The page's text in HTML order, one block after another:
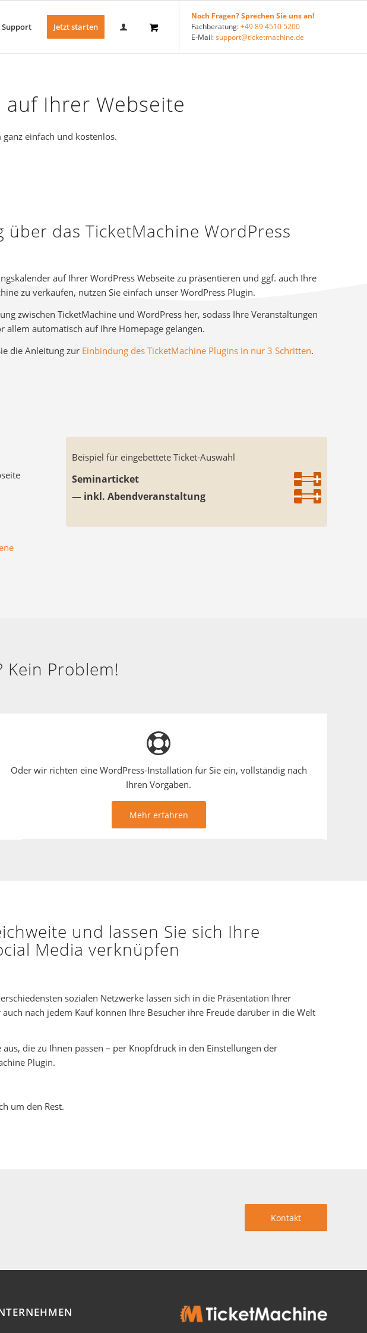
Support Jetzt starten
Noch Fragen? Sprechen Sie uns an!
Fachberatung:+49 89 4510 5200
E-Mail:support@ticketmachine.de
Ihrer Webseite
einfach und kostenlos.
über das TicketMachine WordPress
auf Ihrer WordPress Webseite zu präsentieren und ggf. auch Ihre
zu verkaufen, nutzen Sie einfach unser WordPress Plugin.
zwischen TicketMachine und WordPress her, sodass Ihre Veranstaltungen
allem automatisch auf Ihre Homepage gelangen.
die Anleitung zur Einbindung des TicketMachine Plugins in nur 3 Schritten.
Beispiel für eingebettete Ticket-Auswahl
Seminarticket
— inkl. Abendveranstaltung
Kein Problem!
Oder wir richten eine WordPress-Installation für Sie ein, vollständig nach
Ihren Vorgaben.
Mehr erfahren
und lassen Sie sich Ihre
Media verknüpfen
sozialen Netzwerke lassen sich in die Präsentation Ihrer
nach jedem Kauf können Ihre Besucher ihre Freude darüber in die Welt
die zu Ihnen passen – per Knopfdruck in den Einstellungen der
Plugin.
um den Rest.
Kontakt